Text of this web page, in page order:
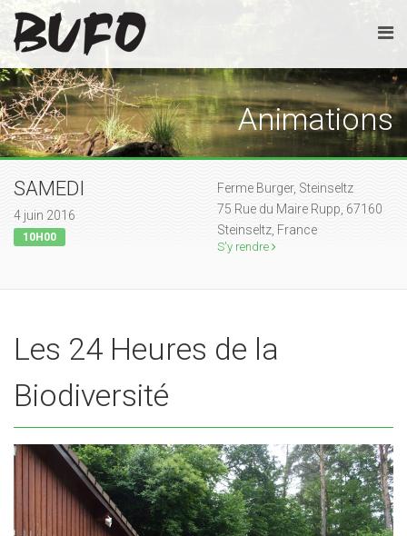
Animations
SAMEDI
4 juin 2016
10H00
Ferme Burger, Steinseltz
75 Rue du Maire Rupp, 67160
Steinseltz, France
S'y rendre
Les 24 Heures de la
Biodiversité